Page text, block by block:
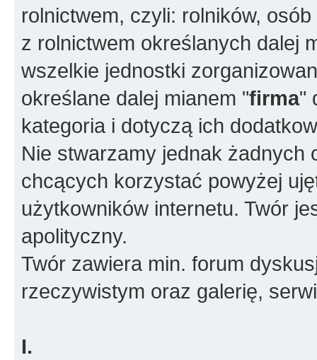
rolnictwem, czyli: rolników,
z rolnictwem określanych dalej
wszelkie jednostki
określane dalej mianem "firma"
kategoria i dotyczą ich
Nie stwarzamy jednak żadnych
chcących korzystać powyżej
użytkowników internetu. Twór
apolityczny.
Twór zawiera min. forum
rzeczywistym oraz galerię,
I.